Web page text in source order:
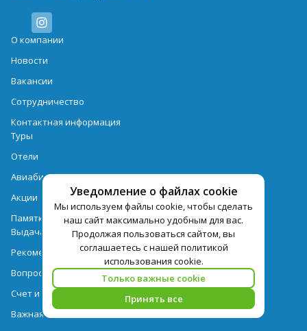
Уведомление о файлах cookie
Мы используем файлы cookie, чтобы сделать
наш сайт максимально удобным для вас.
Продолжая пользоваться сайтом, вы
соглашаетесь с нашей политикой
использования cookie.
Только важные cookie
Принять все
О компании
Новости
Вакансии
Сотрудничество
Контактная информация
Туры
Отели
Авиабилеты
Акции
Памятка для туристов
Выдача документов
Рекомендации
Вопрос-ответ
Счет и оплата
Важная информация по турпродукту